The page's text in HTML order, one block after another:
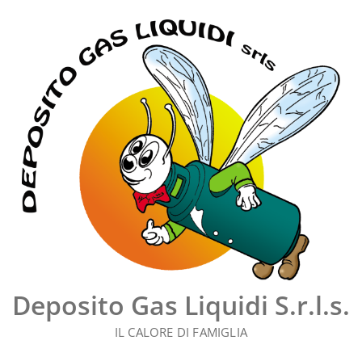
Deposito Gas Liquidi S.r.l.s.
IL CALORE DI FAMIGLIA